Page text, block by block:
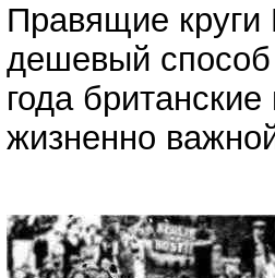
Правящие
дешевый
года
жизненно